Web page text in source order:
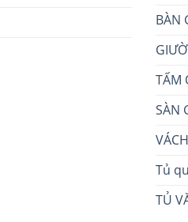
BÀN
TẤM
SÀN
Tủ
TỦ